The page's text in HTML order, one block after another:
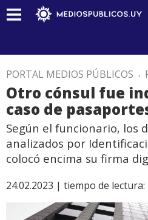
PORTAL MEDIOS PÚBLICOS .
Otro cónsul fue
caso de
Según el funcionario, los
analizados por
colocó encima su firma
24.02.2023 | tiempo de lectura: